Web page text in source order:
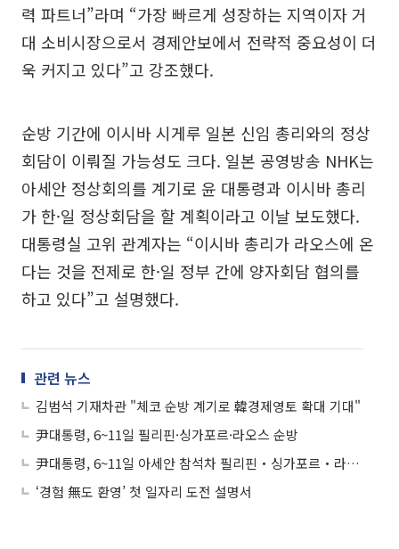
력 파트너”라며 “가장 빠르게 성장하는 지역이자 거
대 소비시장으로서 경제안보에서 전략적 중요성이 더
욱 커지고 있다”고 강조했다.
순방 기간에 이시바 시게루 일본 신임 총리와의 정상
회담이 이뤄질 가능성도 크다. 일본 공영방송 NHK는
아세안 정상회의를 계기로 윤 대통령과 이시바 총리
가 한·일 정상회담을 할 계획이라고 이날 보도했다.
대통령실 고위 관계자는 “이시바 총리가 라오스에 온
다는 것을 전제로 한·일 정부 간에 양자회담 협의를
하고 있다”고 설명했다.
관련 뉴스
김범석 기재차관 "체코 순방 계기로 韓경제영토 확대 기대"
尹대통령, 6~11일 필리핀·싱가포르·라오스 순방
尹대통령, 6~11일 아세안 참석차 필리핀‧싱가포르‧라오스 순방
‘경험 無도 환영’ 첫 일자리 도전 설명서